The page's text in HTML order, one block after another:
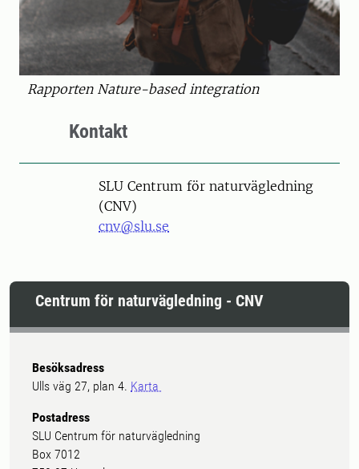
Rapporten Nature-based integration
Kontakt
SLU Centrum för naturvägledning
(CNV)
cnv@slu.se
Centrum för naturvägledning - CNV
Besöksadress
Ulls väg 27, plan 4. Karta
Postadress
SLU Centrum för naturvägledning
Box 7012